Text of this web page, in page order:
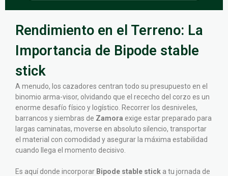
Rendimiento en el Terreno: La
Importancia de Bipode stable
stick
A menudo, los cazadores centran todo su presupuesto en el
binomio arma-visor, olvidando que el rececho del corzo es un
enorme desafío físico y logístico. Recorrer los desniveles,
barrancos y siembras de Zamora exige estar preparado para
largas caminatas, moverse en absoluto silencio, transportar
el material con comodidad y asegurar la máxima estabilidad
cuando llega el momento decisivo.
Es aquí donde incorporar Bipode stable stick a tu jornada de